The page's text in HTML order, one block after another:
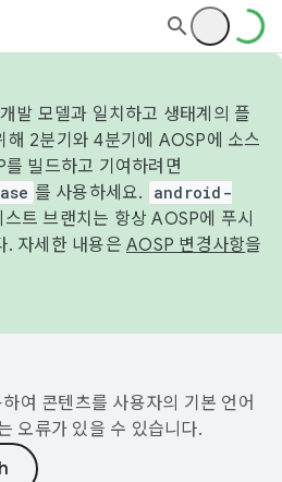
발 모델과 일치하고 생태계의 플
해 2분기와 4분기에 AOSP에 소스
빌드하고 기여하려면
를 사용하세요.
android-
스트 브랜치는 항상 AOSP에 푸시
. 자세한 내용은 AOSP 변경사항을
여 콘텐츠를 사용자의 기본 언어
오류가 있을 수 있습니다.